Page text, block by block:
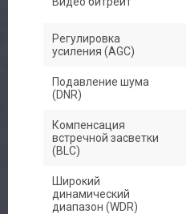
Регулировка
усиления (AGC)
Подавление шума
(DNR)
Компенсация
встречной засветки
(BLC)
Широкий
динамический
диапазон (WDR)